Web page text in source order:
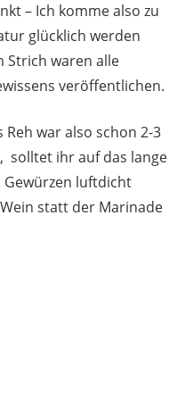
– Ich komme also zu
glücklich werden
Strich waren alle
veröffentlichen.
Reh war also schon 2-3
solltet ihr auf das lange
Gewürzen luftdicht
statt der Marinade